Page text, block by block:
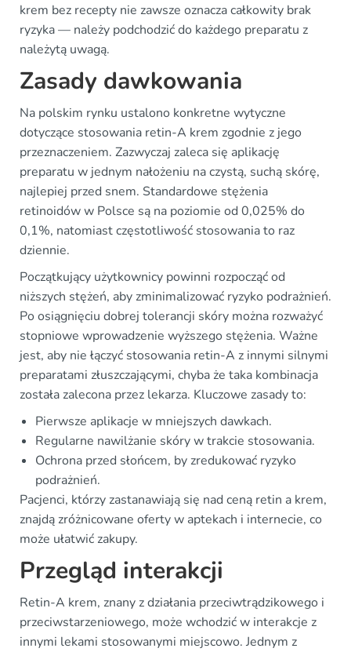
krem bez recepty nie zawsze oznacza całkowity brak
ryzyka — należy podchodzić do każdego preparatu z
należytą uwagą.
Zasady dawkowania
Na polskim rynku ustalono konkretne wytyczne
dotyczące stosowania retin-A krem zgodnie z jego
przeznaczeniem. Zazwyczaj zaleca się aplikację
preparatu w jednym nałożeniu na czystą, suchą skórę,
najlepiej przed snem. Standardowe stężenia
retinoidów w Polsce są na poziomie od 0,025% do
0,1%, natomiast częstotliwość stosowania to raz
dziennie.
Początkujący użytkownicy powinni rozpocząć od
niższych stężeń, aby zminimalizować ryzyko podrażnień.
Po osiągnięciu dobrej tolerancji skóry można rozważyć
stopniowe wprowadzenie wyższego stężenia. Ważne
jest, aby nie łączyć stosowania retin-A z innymi silnymi
preparatami złuszczającymi, chyba że taka kombinacja
została zalecona przez lekarza. Kluczowe zasady to:
Pierwsze aplikacje w mniejszych dawkach.
Regularne nawilżanie skóry w trakcie stosowania.
Ochrona przed słońcem, by zredukować ryzyko
podrażnień.
Pacjenci, którzy zastanawiają się nad ceną retin a krem,
znajdą zróżnicowane oferty w aptekach i internecie, co
może ułatwić zakupy.
Przegląd interakcji
Retin-A krem, znany z działania przeciwtrądzikowego i
przeciwstarzeniowego, może wchodzić w interakcje z
innymi lekami stosowanymi miejscowo. Jednym z